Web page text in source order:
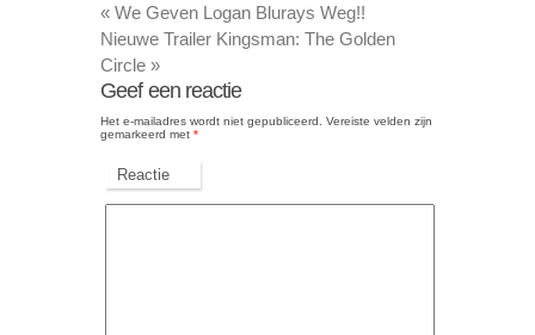
« We Geven Logan Blurays Weg!!
Nieuwe Trailer Kingsman: The Golden
Circle »
Geef een reactie
Het e-mailadres wordt niet gepubliceerd.
Vereiste velden zijn
gemarkeerd met *
Reactie